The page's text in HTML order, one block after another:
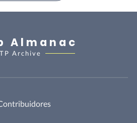
Almanac
Archive